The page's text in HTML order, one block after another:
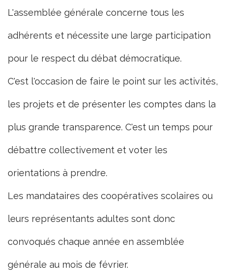
L'assemblée générale concerne tous les
adhérents et nécessite une large participation
pour le respect du débat démocratique.
C'est l'occasion de faire le point sur les activités,
les projets et de présenter les comptes dans la
plus grande transparence. C'est un temps pour
débattre collectivement et voter les
orientations à prendre.
Les mandataires des coopératives scolaires ou
leurs représentants adultes sont donc
convoqués chaque année en assemblée
générale au mois de février.